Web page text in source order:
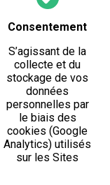
Consentement
S’agissant de la
collecte et du
stockage de vos
données
personnelles par
le biais des
cookies (Google
Analytics) utilisés
sur les Sites